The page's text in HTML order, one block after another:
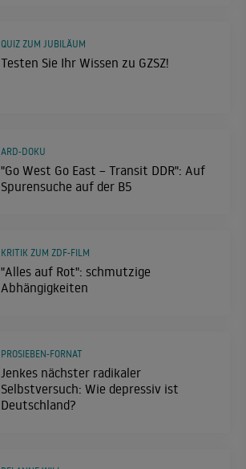
Testen Sie Ihr Wissen zu GZSZ!
QUIZ ZUM JUBILÄUM
"Go West Go East – Transit DDR": Auf
Spurensuche auf der B5
ARD-DOKU
"Alles auf Rot": schmutzige
Abhängigkeiten
KRITIK ZUM ZDF-FILM
Jenkes nächster radikaler
Selbstversuch: Wie depressiv ist
Deutschland?
PROSIEBEN-FORNAT